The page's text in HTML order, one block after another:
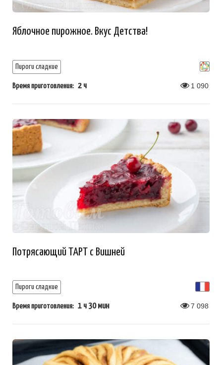
Яблочное пирожное. Вкус Детства!
Пироги сладкие
Время приготовления: 2 ч 1 090
Потрясающий ТАРТ с Вишней
Пироги сладкие
Время приготовления: 1 ч 30 мин 7 098